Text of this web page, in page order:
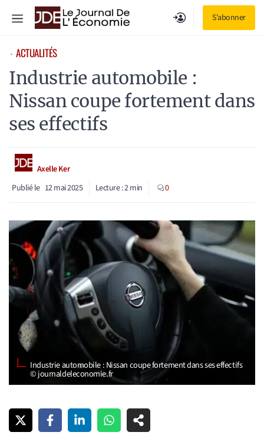
S'abonner
Menu
⋅ ACTUALITÉS
Industrie automobile :
Nissan coupe fortement dans
ses effectifs
Axelle Ker
Publié le 12 mai 2025 Lecture :2min 0
Industrie automobile : Nissan coupe fortement dans ses effectifs
© journaldeleconomie.fr